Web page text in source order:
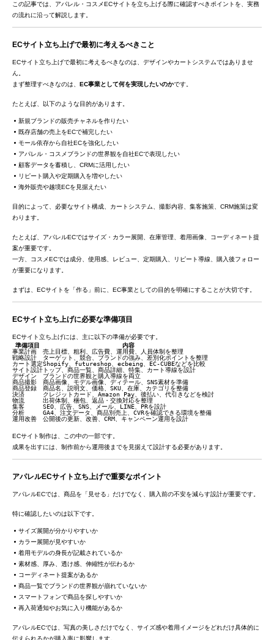
この記事では、アパレル・コスメECサイトを立ち上げる際に確認すべきポイントを、実務
の流れに沿って解説します。
ECサイト立ち上げで最初に考えるべきこと
ECサイト立ち上げで最初に考えるべきなのは、デザインやカートシステムではありませ
ん。
まず整理すべきなのは、 EC事業として何を実現したいのかです。
たとえば、以下のような目的があります。
新規ブランドの販売チャネルを作りたい
既存店舗の売上をECで補完したい
モール依存から自社ECを強化したい
アパレル・コスメブランドの世界観を自社ECで表現したい
顧客データを蓄積し、CRMに活用したい
リピート購入や定期購入を増やしたい
海外販売や越境ECを見据えたい
目的によって、必要なサイト構成、カートシステム、撮影内容、集客施策、CRM施策は変
わります。
たとえば、アパレルECではサイズ・カラー展開、在庫管理、着用画像、コーディネート提
案が重要です。
一方、コスメECでは成分、使用感、レビュー、定期購入、リピート導線、購入後フォロー
が重要になります。
まずは、ECサイトを「作る」前に、EC事業としての目的を明確にすることが大切です。
ECサイト立ち上げに必要な準備項目
ECサイト立ち上げには、主に以下の準備が必要です。
準備項目
内容
事業計画
売上目標、粗利、広告費、運用費、人員体制を整理
戦略設計
ターゲット、競合、ブランドの強み、差別化ポイントを整理
カート選定Shopify、futureshop、ecbeing、EC-CUBEなどを比較
サイト設計 トップ、商品一覧、商品詳細、特集、カート導線を設計
デザイン
ブランドの世界観と購入導線を両立
商品撮影
商品画像、モデル画像、ディテール、SNS素材を準備
商品登録
商品名、説明文、価格、SKU、在庫、カテゴリを整備
決済
クレジットカード、Amazon Pay、後払い、代引きなどを検討
物流
出荷体制、梱包、返品・交換対応を整理
集客
SEO、広告、SNS、メール、LINE、PRを設計
分析
GA4、注文データ、商品別売上、CVRを確認できる環境を整備
運用改善
公開後の更新、改善、CRM、キャンペーン運用を設計
ECサイト制作は、この中の一部です。
成果を出すには、制作前から運用後までを見据えて設計する必要があります。
アパレルECサイト立ち上げで重要なポイント
アパレルECでは、商品を「見せる」だけでなく、購入前の不安を減らす設計が重要です。
特に確認したいのは以下です。
サイズ展開が分かりやすいか
カラー展開が見やすいか
着用モデルの身長が記載されているか
素材感、厚み、透け感、伸縮性が伝わるか
コーディネート提案があるか
商品一覧でブランドの世界観が崩れていないか
スマートフォンで商品を探しやすいか
再入荷通知やお気に入り機能があるか
アパレルECでは、写真の美しさだけでなく、サイズ感や着用イメージをどれだけ具体的に
伝えられるかが購入率に影響します。